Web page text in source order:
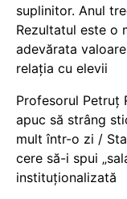
suplinitor. Anul
Rezultatul este o
adevărata
relația cu elevii
Profesorul Petruț
apuc să strâng
mult într-o zi /
cere să-i spui
instituționalizată